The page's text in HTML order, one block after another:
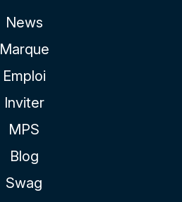
News
Marque
Emploi
Inviter
MPS
Blog
Swag